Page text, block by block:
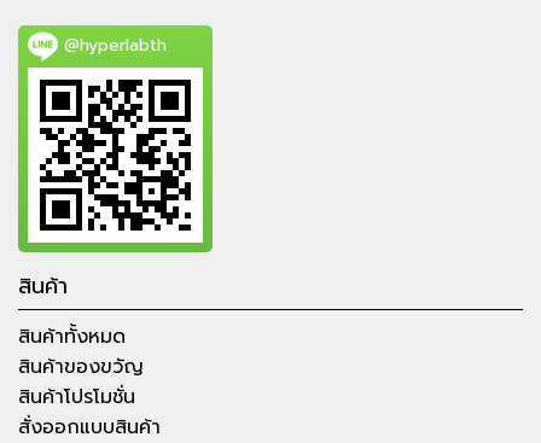
@hyperlabth
สินค้า
สินค้าทั้งหมด
สินค้าของขวัญ
สินค้าโปรโมชั่น
สั่งออกแบบสินค้า